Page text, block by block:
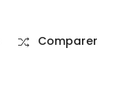
Comparer